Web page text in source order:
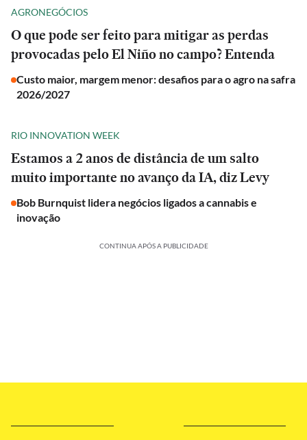
AGRONEGÓCIOS
O que pode ser feito para mitigar as perdas
provocadas pelo El Niño no campo? Entenda
Custo maior, margem menor: desafios para o agro na safra
2026/2027
RIO INNOVATION WEEK
Estamos a 2 anos de distância de um salto
muito importante no avanço da IA, diz Levy
Bob Burnquist lidera negócios ligados a cannabis e
inovação
CONTINUA APÓS A PUBLICIDADE